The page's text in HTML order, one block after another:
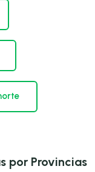
por Provincias